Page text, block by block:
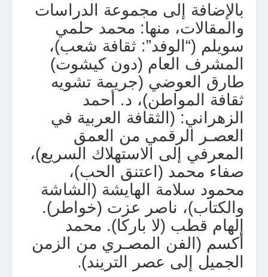
بالإضافة إلى مجموعة الدراسات
والمقالات، منها: محمد حلمي
سويلم (“الوفد”: ثقافة شعب)،
المشرف العام (دون كيشوت)
طارق العوضي (جريمة تشويه
ثقافة المواطن)، د. أحمد
الزهراني: (الثقافة العربية في
العصـر الرقمي من العمق
المعرفي إلى الاستهلاك السريع)،
صفاء محمد (اعتنق الحب)،
محمود سلامة الهايشة (الشاشة
والكتاب)، ناصر عزت (خواطر).
إلهام قطب (لا باركا). محمد
أكسم (الفن المصـري من الزمن
الجميل إلى عصر التريند).